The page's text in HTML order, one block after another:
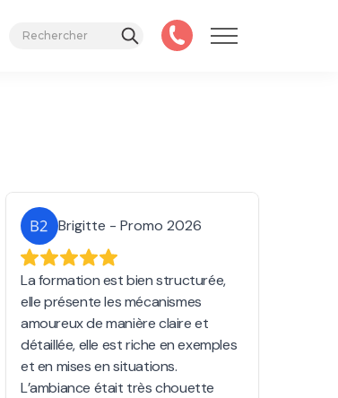
Brigitte - Promo 2026
La formation est bien structurée,
elle présente les mécanismes
amoureux de manière claire et
détaillée, elle est riche en exemples
et en mises en situations.
L’ambiance était très chouette